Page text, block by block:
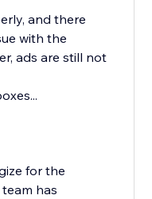
and there
with the
ads are still not
for the
has